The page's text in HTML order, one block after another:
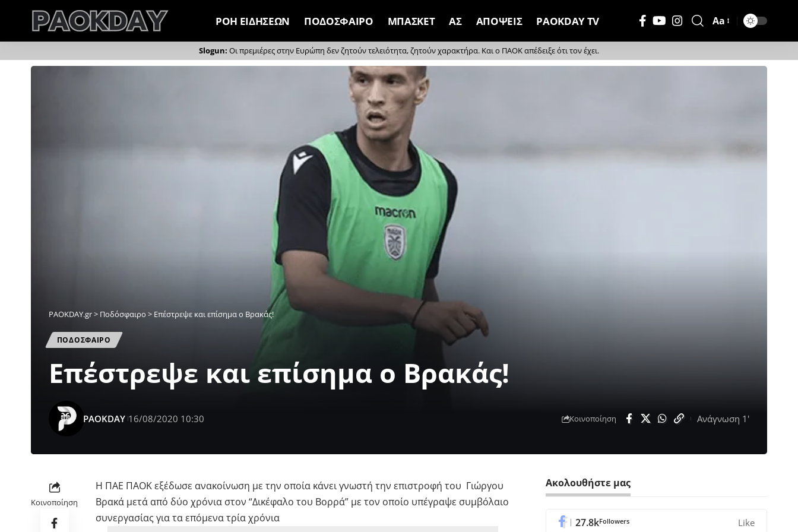
ΡΟΗ ΕΙΔΗΣΕΩΝ ΠΟΔΟΣΦΑΙΡΟ ΜΠΑΣΚΕΤ ΑΣ ΑΠΟΨΕΙΣ PAOKDAY TV
Μέγεθος
Γραμματοσειράς
Aa
Οι πρεμιέρες στην Ευρώπη δεν ζητούν τελειότητα, ζητούν χαρακτήρα. Και ο ΠΑΟΚ απέδειξε ότι τον έχει.
PAOKDAY.gr> Ποδόσφαιρο > Επέστρεψε και επίσημα ο Βρακάς!
ΠΟΔΟΣΦΑΙΡΟ
Επέστρεψε και επίσημα ο Βρακάς!
PAOKDAY 16/08/2020 10:30 Κοινοποίηση Ανάγνωση 1'
Κοινοποίηση
H ΠΑΕ ΠΑΟΚ εξέδωσε ανακοίνωση με την οποία κάνει γνωστή την επιστροφή του Γιώργου
Βρακά μετά από δύο χρόνια στον “Δικέφαλο του Βορρά” με τον οποίο υπέγραψε συμβόλαιο
συνεργασίας για τα επόμενα τρία χρόνια
Ακολουθήστε μας
27.8kFollowers Like